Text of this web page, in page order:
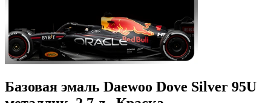
Базовая эмаль Daewoo Dove Silver 95U